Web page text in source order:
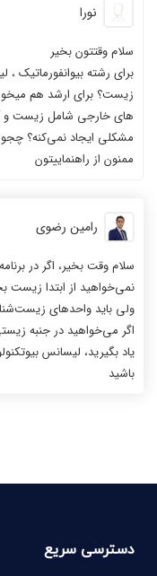
نورا
سلام وقتتون بخیر
برای رشته بیوانفورماتیک ،
زیست؟ برای ارشد هم
های خارجی شامل زیست و
مشکلی ایجاد نمی‌کنه؟
ممنون از راهنماییتون
رامین رضوی
سلام وقت بخیر، اگر در
نمی‌خواهید از ابتدا زیست
ولی باید واحدهای
اگر می‌خواهید در جنبه
یاد بگیرید، لیسانس
باشید
دسترسی سریع